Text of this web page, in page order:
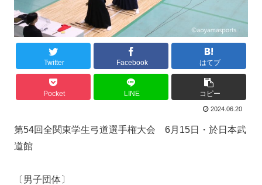
Twitter Facebook はてブ
Pocket LINE コピー
2024.06.20
第54回全関東学生弓道選手権大会 6月15日・於日本武
道館
〔男子団体〕